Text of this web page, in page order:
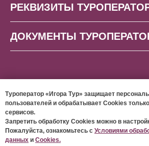
Туроператор «Игора Тур» защищает
пользователей и обрабатывает Cookies
сервисов.
Запретить обработку Cookies можно в
Пожалуйста, ознакомьтесь с Условиями
данных и Cookies.
РЕКВИЗИТЫ
ДОКУМЕНТЫ
© 2026 ООО «ИГОРА